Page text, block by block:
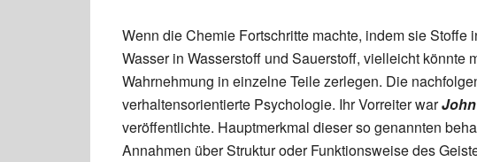
Wenn die Chemie Fortschritte machte, indem sie Stoffe
Wasser in Wasserstoff und Sauerstoff, vielleicht könnte
Wahrnehmung in einzelne Teile zerlegen. Die
verhaltensorientierte Psychologie. Ihr Vorreiter warJohn
veröffentlichte. Hauptmerkmal dieser so genannten
Annahmen über Struktur oder Funktionsweise des